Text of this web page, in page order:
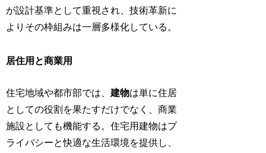
が設計基準として重視され、技術革新に
よりその枠組みは一層多様化している。
居住用と商業用
住宅地域や都市部では、建物は単に住居
としての役割を果たすだけでなく、商業
施設としても機能する。住宅用建物はプ
ライバシーと快適な生活環境を提供し、